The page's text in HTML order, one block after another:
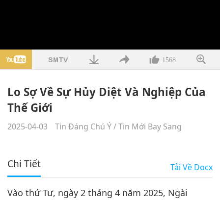
1568
Lo Sợ Về Sự Hủy Diệt Và Nghiệp Của
Thế Giới
2025-04-03 Tin Đáng Chú Ý/Tin Mới Bay Sang
Chi Tiết Tải Về Docx
Vào thứ Tư, ngày 2 tháng 4 năm 2025, Ngài